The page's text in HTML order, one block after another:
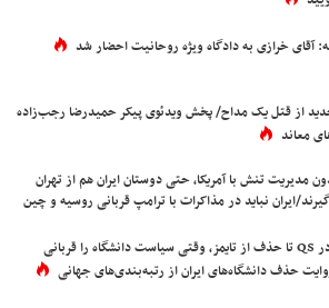
آقای خرازی به دادگاه ویژه روحانیت احضار شد
از قتل یک مداح/ پخش ویدئوی پیکر حمیدرضا رجب‌زاده
معاند
مدیریت تنش با آمریکا، حتی دوستان ایران هم از تهران
ایران نباید در مذاکرات با ترامپ قربانی روسیه و چین
از سقوط در QS تا حذف از تایمز، وقتی سیاست دانشگاه را قربانی
حذف دانشگاه‌های ایران از رتبه‌بندی‌های جهانی